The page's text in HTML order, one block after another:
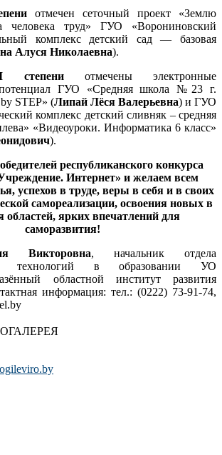
отмечен сеточный проект «Землю
человека труд» ГУО «Ворониновский
комплекс детский сад — базовая
Алуся Николаевна).
степениотмечены электронные
потенциал ГУО «Средняя школа №23 г.
STEP» (Липай Лёся Валерьевна) и ГУО
комплекс детский сливняк – средняя
«Видеоуроки. Информатика 6 класс»
).
республиканского конкурса
Интернет» и желаем всем
успехов в труде, веры в себя и в своих
самореализации, освоения новых в
областей, ярких впечатлений для
саморазвития!
Викторовна, начальник отдела
технологий в образовании УО
областной институт развития
информация: тел.: (0222) 73-91-74,